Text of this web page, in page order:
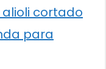
alioli cortado
para